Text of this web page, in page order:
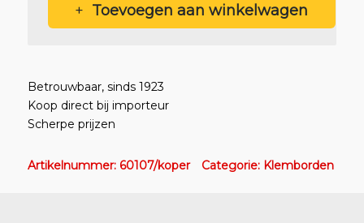
Toevoegen aan winkelwagen
Betrouwbaar, sinds 1923
Koop direct bij importeur
Scherpe prijzen
Artikelnummer: 60107/koper Categorie: Klemborden